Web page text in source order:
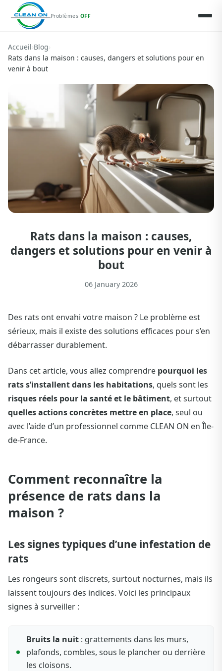
Problèmes OFF
Accueil›Blog›
Rats dans la maison : causes, dangers et solutions pour en
venir à bout
Rats dans la maison : causes,
dangers et solutions pour en venir à
bout
06 January 2026
Des rats ont envahi votre maison ? Le problème est
sérieux, mais il existe des solutions efficaces pour s’en
débarrasser durablement.
Dans cet article, vous allez comprendre pourquoi les
rats s’installent dans les habitations, quels sont les
risques réels pour la santé et le bâtiment, et surtout
quelles actions concrètes mettre en place, seul ou
avec l’aide d’un professionnel comme CLEAN ON en Île-
de-France.
Comment reconnaître la
présence de rats dans la
maison ?
Les signes typiques d’une infestation de
rats
Les rongeurs sont discrets, surtout nocturnes, mais ils
laissent toujours des indices. Voici les principaux
signes à surveiller :
Bruits la nuit : grattements dans les murs,
plafonds, combles, sous le plancher ou derrière
les cloisons.